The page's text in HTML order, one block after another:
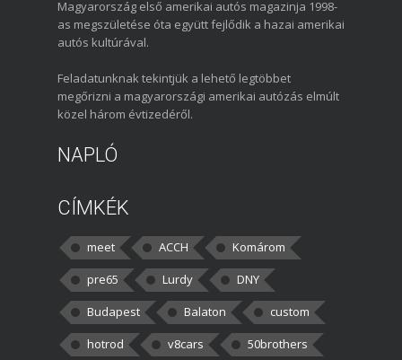
Magyarország első amerikai autós magazinja 1998-
as megszületése óta együtt fejlődik a hazai amerikai
autós kultúrával.
Feladatunknak tekintjük a lehető legtöbbet
megőrizni a magyarországi amerikai autózás elmúlt
közel három évtizedéről.
NAPLÓ
CÍMKÉK
meet ACCH
Komárom
pre65
Lurdy
DNY
Budapest
Balaton
custom
hotrod
v8cars 50brothers